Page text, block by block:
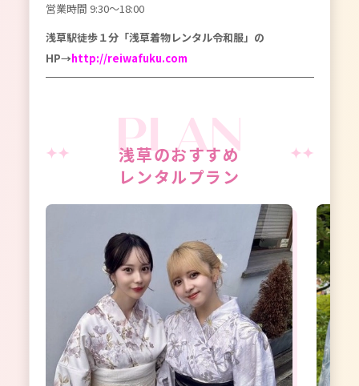
営業時間 9:30〜18:00
浅草駅徒歩１分「浅草着物レンタル令和服」の
HP→http://reiwafuku.com
浅草のおすすめ
レンタルプラン